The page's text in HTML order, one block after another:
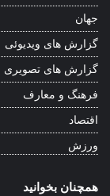
جهان
گزارش های ویدیوئی
گزارش های تصویری
فرهنگ و معارف
اقتصاد
ورزش
همچنان بخوانید